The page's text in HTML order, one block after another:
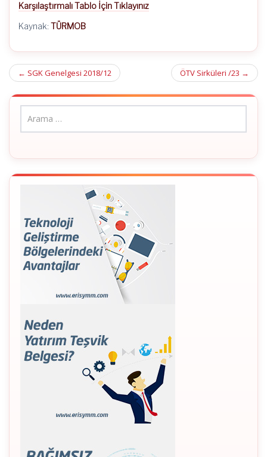
Karşılaştırmalı Tablo İçin Tıklayınız
Kaynak: TÜRMOB
Post
navigation
← SGK Genelgesi 2018/12 ÖTV Sirküleri /23 →